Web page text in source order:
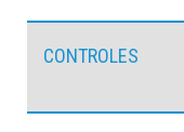
CONTROLES